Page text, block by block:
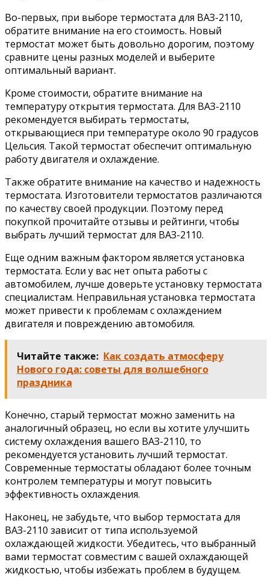
Во-первых, при выборе термостата для ВАЗ-2110,
обратите внимание на его стоимость. Новый
термостат может быть довольно дорогим, поэтому
сравните цены разных моделей и выберите
оптимальный вариант.
Кроме стоимости, обратите внимание на
температуру открытия термостата. Для ВАЗ-2110
рекомендуется выбирать термостаты,
открывающиеся при температуре около 90 градусов
Цельсия. Такой термостат обеспечит оптимальную
работу двигателя и охлаждение.
Также обратите внимание на качество и надежность
термостата. Изготовители термостатов различаются
по качеству своей продукции. Поэтому перед
покупкой прочитайте отзывы и рейтинги, чтобы
выбрать лучший термостат для ВАЗ-2110.
Еще одним важным фактором является установка
термостата. Если у вас нет опыта работы с
автомобилем, лучше доверьте установку термостата
специалистам. Неправильная установка термостата
может привести к проблемам с охлаждением
двигателя и повреждению автомобиля.
Читайте также: Как создать атмосферу
Нового года: советы для волшебного
праздника
Конечно, старый термостат можно заменить на
аналогичный образец, но если вы хотите улучшить
систему охлаждения вашего ВАЗ-2110, то
рекомендуется установить лучший термостат.
Современные термостаты обладают более точным
контролем температуры и могут повысить
эффективность охлаждения.
Наконец, не забудьте, что выбор термостата для
ВАЗ-2110 зависит от типа используемой
охлаждающей жидкости. Убедитесь, что выбранный
вами термостат совместим с вашей охлаждающей
жидкостью, чтобы избежать проблем в будущем.